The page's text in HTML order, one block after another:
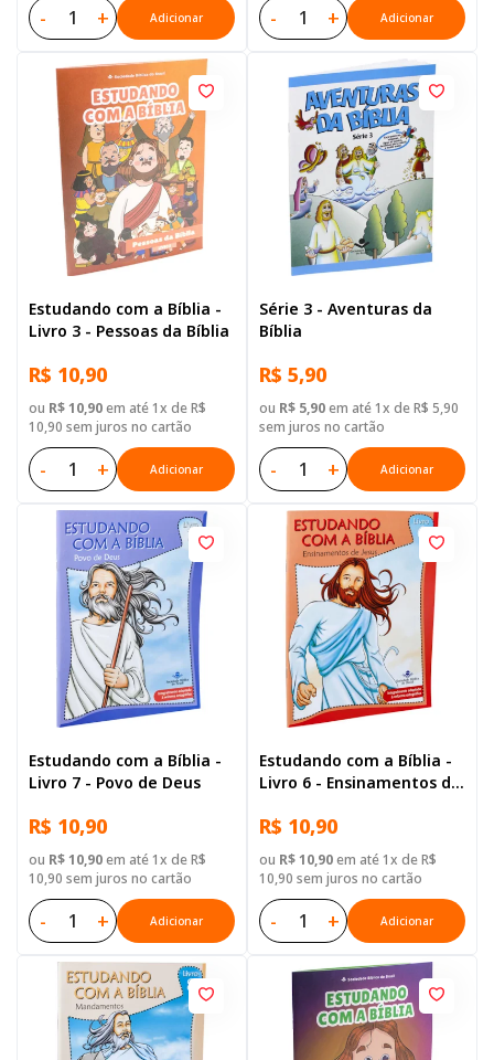
- + Adicionar - + Adicionar
Estudando com a Bíblia -
Livro 3 - Pessoas da Bíblia
R$ 10,90
ou R$ 10,90em até 1x de R$
10,90 sem juros no cartão
- + Adicionar
Série 3 - Aventuras da
Bíblia
R$ 5,90
ou R$ 5,90em até 1x de R$ 5,90
sem juros no cartão
- + Adicionar
Estudando com a Bíblia -
Livro 7 - Povo de Deus
R$ 10,90
ou R$ 10,90em até 1x de R$
10,90 sem juros no cartão
- + Adicionar
Estudando com a Bíblia -
Livro 6 - Ensinamentos de
R$ 10,90
ou R$ 10,90em até 1x de R$
10,90 sem juros no cartão
- + Adicionar